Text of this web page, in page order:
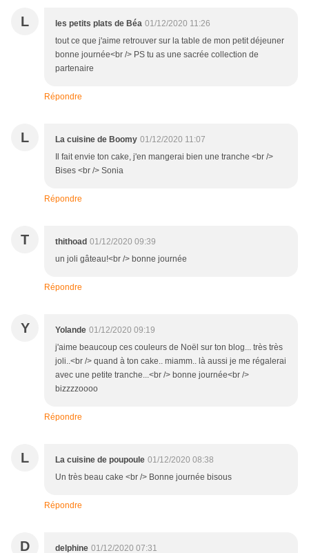
L les petits plats de Béa 01/12/2020 11:26
tout ce que j'aime retrouver sur la table de mon petit déjeuner
bonne journée<br /> PS tu as une sacrée collection de
partenaire
Répondre
L La cuisine de Boomy 01/12/2020 11:07
Il fait envie ton cake, j'en mangerai bien une tranche <br />
Bises <br /> Sonia
Répondre
T thithoad 01/12/2020 09:39
un joli gâteau!<br /> bonne journée
Répondre
Y Yolande 01/12/2020 09:19
j'aime beaucoup ces couleurs de Noël sur ton blog... très très
joli..<br /> quand à ton cake.. miamm.. là aussi je me régalerai
avec une petite tranche...<br /> bonne journée<br />
bizzzzoooo
Répondre
L La cuisine de poupoule 01/12/2020 08:38
Un très beau cake <br /> Bonne journée bisous
Répondre
D delphine 01/12/2020 07:31